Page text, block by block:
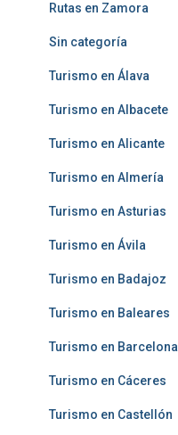
Rutas en Zamora
Sin categoría
Turismo en Álava
Turismo en Albacete
Turismo en Alicante
Turismo en Almería
Turismo en Asturias
Turismo en Ávila
Turismo en Badajoz
Turismo en Baleares
Turismo en Barcelona
Turismo en Cáceres
Turismo en Castellón